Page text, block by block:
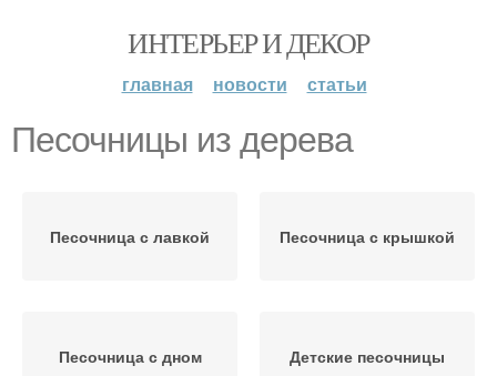
ИНТЕРЬЕР И ДЕКОР
главная новости статьи
Песочницы из дерева
Песочница с лавкой Песочница с крышкой
Песочница с дном Детские песочницы